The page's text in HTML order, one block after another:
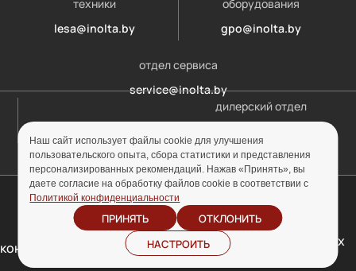
техники
lesa@inolta.by
оборудования
gpo@inolta.by
отдел сервиса
service@inolta.by
дилерский отдел
© ООО «Инолта» 2010-2026 г. УНП 691302759
Политика
конфиденциальности
Отзыв согласия на
обработку персональных
Наш сайт использует файлы cookie для улучшения
пользовательского опыта, сбора статистики и представления
персонализированных рекомендаций. Нажав «Принять», вы
даете согласие на обработку файлов cookie в соответствии с
Политикой конфиденциальности
ПРИНЯТЬ
ОТКЛОНИТЬ
НАСТРОИТЬ